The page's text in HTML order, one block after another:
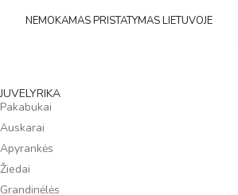
NEMOKAMAS PRISTATYMAS LIETUVOJE
JUVELYRIKA
Pakabukai
Auskarai
Apyrankės
Žiedai
Grandinėlės